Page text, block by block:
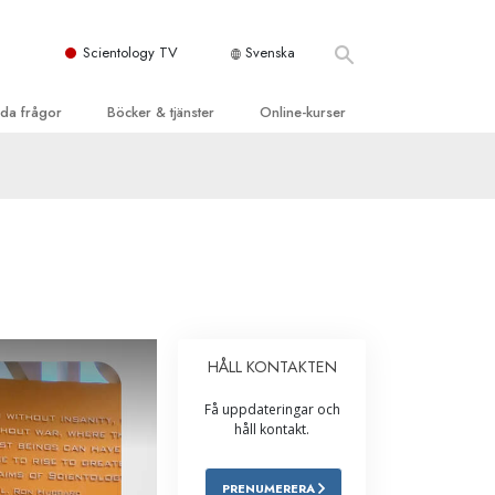
Scientology TV Svenska
frågor Böcker & tjänster
tjänster
Online-kurser
Integritet och ärlighet
Den emotionella Tonskalan
HÅLL KONTAKTEN
Få uppdateringar och
håll kontakt.
PRENUMERERA